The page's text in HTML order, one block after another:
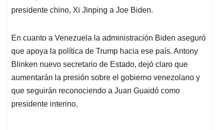
presidente chino, Xi Jinping a Joe Biden.
En cuanto a Venezuela la administración Biden aseguró
que apoya la política de Trump hacia ese país. Antony
Blinken nuevo secretario de Estado, dejó claro que
aumentarán la presión sobre el gobierno venezolano y
que seguirán reconociendo a Juan Guaidó como
presidente interino.